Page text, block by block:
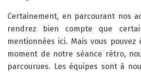
Certainement, en parcourant nos
rendrez bien compte que
mentionnées ici. Mais vous pouvez
moment de notre séance rétro,
parcourues. Les équipes sont à